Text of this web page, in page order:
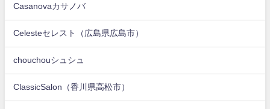
Casanovaカサノバ
Celesteセレスト（広島県広島市）
chouchouシュシュ
ClassicSalon（香川県高松市）